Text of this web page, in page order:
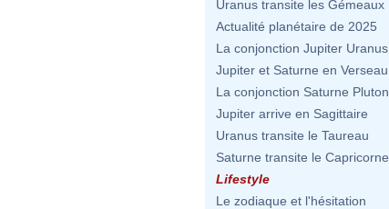
Uranus transite les Gémeaux
Actualité planétaire de 2025
La conjonction Jupiter Uranus
Jupiter et Saturne en Verseau
La conjonction Saturne Pluton
Jupiter arrive en Sagittaire
Uranus transite le Taureau
Saturne transite le Capricorne
Lifestyle
Le zodiaque et l'hésitation